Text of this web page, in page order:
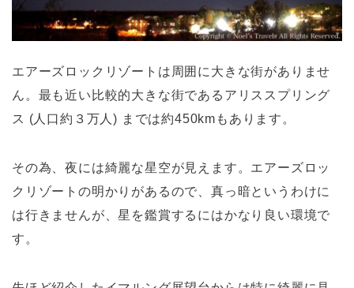
エアーズロックリゾートは周囲に大きな街がありませ
ん。最も近い比較的大きな街であるアリススプリング
ス (人口約３万人) までは約450kmもあります。
その為、夜には綺麗な星空が見えます。エアーズロッ
クリゾートの明かりがあるので、真っ暗というわけに
は行きませんが、星を鑑賞するにはかなり良い環境で
す。